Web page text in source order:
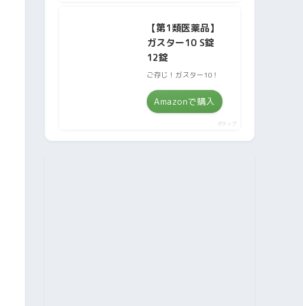
【第1類医薬品】
ガスター10 S錠
12錠
ご存じ！ガスター10！
Amazonで購入
ポチップ